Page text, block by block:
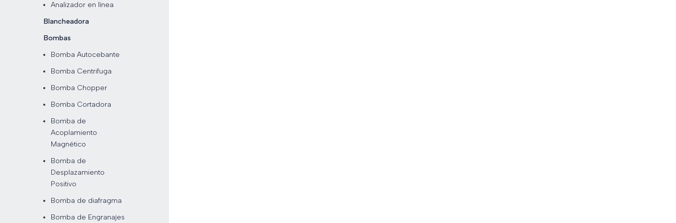
Analizador en línea
Blancheadora
Bombas
Bomba Autocebante
Bomba Centrifuga
Bomba Chopper
Bomba Cortadora
Bomba de
Acoplamiento
Magnético
Bomba de
Desplazamiento
Positivo
Bomba de diafragma
Bomba de Engranajes